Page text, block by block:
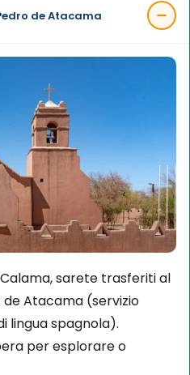
de Atacama
sarete trasferiti al
Atacama (servizio
lingua spagnola).
per esplorare o